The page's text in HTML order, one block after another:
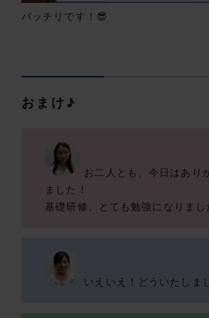
バッチリです！😎
おまけ♪
お二人とも、今日はあり
ました！
基礎研修、とても勉強になりまし
いえいえ！どういたしま